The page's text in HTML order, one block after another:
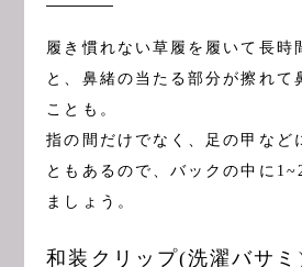
履き慣れない草履を履いて長時
と、鼻緒の当たる部分が擦れて
ことも。
指の間だけでなく、足の甲など
ともあるので、バックの中に
ましょう。
和装クリップ(洗濯バサミ